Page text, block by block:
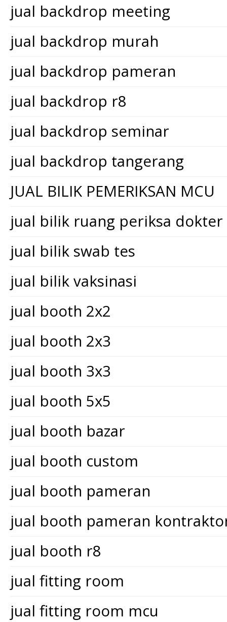
jual backdrop meeting
jual backdrop murah
jual backdrop pameran
jual backdrop r8
jual backdrop seminar
jual backdrop tangerang
JUAL BILIK PEMERIKSAN MCU
jual bilik ruang periksa dokter
jual bilik swab tes
jual bilik vaksinasi
jual booth 2x2
jual booth 2x3
jual booth 3x3
jual booth 5x5
jual booth bazar
jual booth custom
jual booth pameran
jual booth pameran
jual booth r8
jual fitting room
jual fitting room mcu